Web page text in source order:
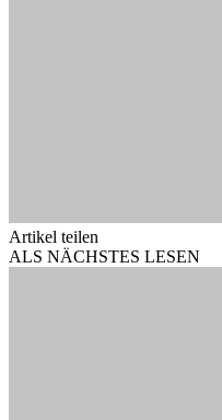
Artikel teilen
ALS NÄCHSTES LESEN